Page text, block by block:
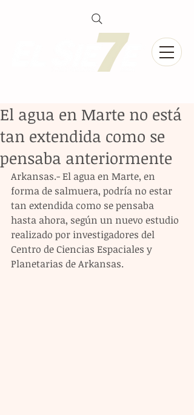
El agua en Marte no está
tan extendida como se
pensaba anteriormente
Arkansas.- El agua en Marte, en
forma de salmuera, podría no estar
tan extendida como se pensaba
hasta ahora, según un nuevo estudio
realizado por investigadores del
Centro de Ciencias Espaciales y
Planetarias de Arkansas.